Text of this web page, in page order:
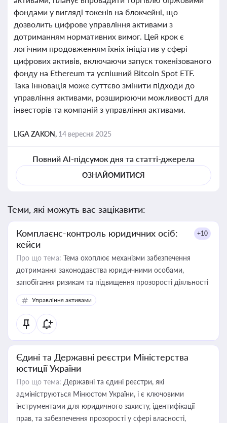
фондами у вигляді токенів на блокчейні, що
дозволить цифрове управління активами з
дотриманням нормативних вимог. Цей крок є
логічним продовженням їхніх ініціатив у сфері
цифрових активів, включаючи запуск токенізованого
фонду на Ethereum та успішний Bitcoin Spot ETF.
Така інновація може суттєво змінити підходи до
управління активами, розширюючи можливості для
інвесторів та компаній з управління активами.
LIGA ZAKON, 14 вересня 2025
Повний AI-підсумок дня та статті-джерела
ОЗНАЙОМИТИСЯ
Теми, які можуть вас зацікавити:
Комплаєнс-контроль юридичних осіб:
кейси
+10
Про що тема: Тема охоплює механізми забезпечення
дотримання законодавства юридичними особами,
запобігання ризикам та підвищення прозорості діяльності
Управління активами
Єдині та Державні реєстри Міністерства
юстиції України
Про що тема: Державні та єдині реєстри, які
адмініструються Мінюстом України, і є ключовими
інструментами для юридичного захисту, ідентифікації
прав, та забезпечення прозорості у сфері власності,